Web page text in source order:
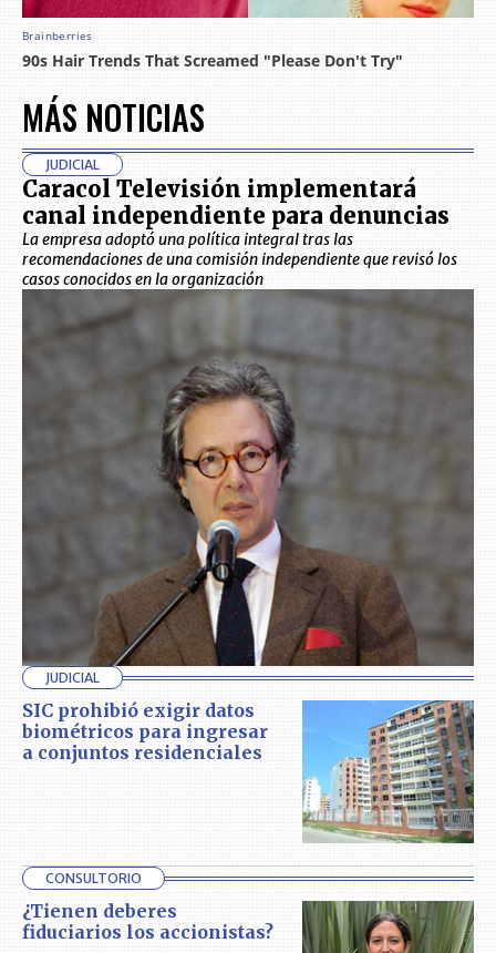
MÁS NOTICIAS
JUDICIAL
Caracol Televisión implementará
canal independiente para denuncias
La empresa adoptó una política integral tras las
recomendaciones de una comisión independiente que revisó los
casos conocidos en la organización
JUDICIAL
SIC prohibió exigir datos
biométricos para ingresar
a conjuntos residenciales
CONSULTORIO
¿Tienen deberes
fiduciarios los accionistas?